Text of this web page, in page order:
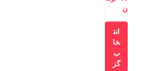
ن
انت
خا
ب
گز